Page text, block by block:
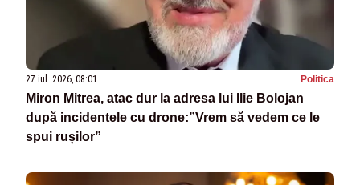
27 iul. 2026, 08:01 Politica
Miron Mitrea, atac dur la adresa lui Ilie Bolojan
după incidentele cu drone:”Vrem să vedem ce le
spui rușilor”